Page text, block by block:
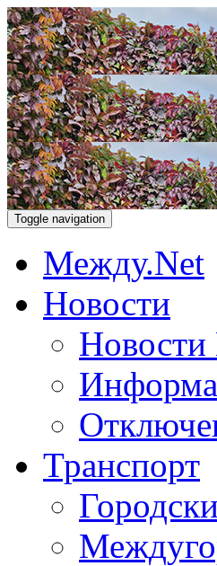
Toggle navigation
Между.Net
Новости
Транспорт